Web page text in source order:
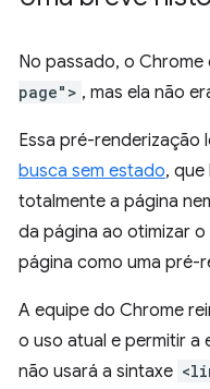
No passado, o
page"> , mas ela não
Essa pré-renderização
busca sem estado,
totalmente a página
da página ao otimizar
página como uma pré-
A equipe do Chrome
o uso atual e permitir
não usará a sintaxe